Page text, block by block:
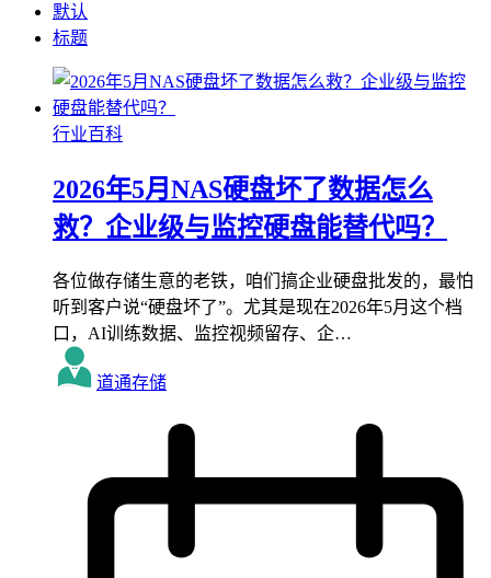
默认
标题
行业百科
2026年5月NAS硬盘坏了数据怎么
救？企业级与监控硬盘能替代吗？
各位做存储生意的老铁，咱们搞企业硬盘批发的，最怕
听到客户说“硬盘坏了”。尤其是现在2026年5月这个档
口，AI训练数据、监控视频留存、企…
道通存储